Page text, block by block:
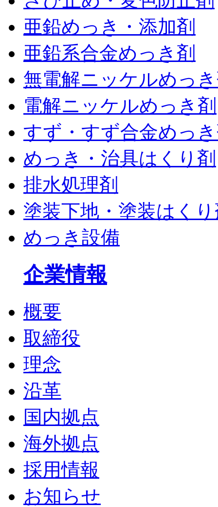
亜鉛めっき・添加剤
亜鉛系合金めっき剤
無電解ニッケルめっ
電解ニッケルめっき剤
すず・すず合金めっ
めっき・治具はくり剤
排水処理剤
塗装下地・塗装はく
めっき設備
企業情報
概要
取締役
理念
沿革
国内拠点
海外拠点
採用情報
お知らせ